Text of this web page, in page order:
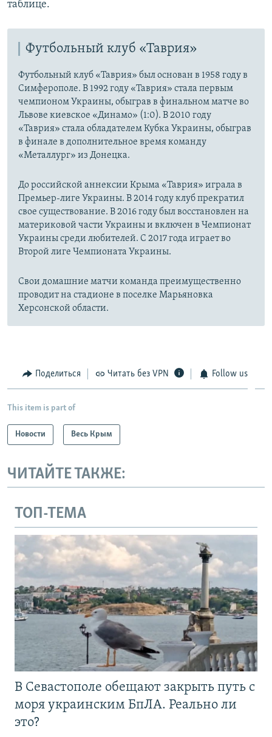
таблице.
Футбольный клуб «Таврия»
Футбольный клуб «Таврия» был основан в 1958 году в
Симферополе. В 1992 году «Таврия» стала первым
чемпионом Украины, обыграв в финальном матче во
Львове киевское «Динамо» (1:0). В 2010 году
«Таврия» стала обладателем Кубка Украины, обыграв
в финале в дополнительное время команду
«Металлург» из Донецка.
До российской аннексии Крыма «Таврия» играла в
Премьер-лиге Украины. В 2014 году клуб прекратил
свое существование. В 2016 году был восстановлен на
материковой части Украины и включен в Чемпионат
Украины среди любителей. С 2017 года играет во
Второй лиге Чемпионата Украины.
Свои домашние матчи команда преимущественно
проводит на стадионе в поселке Марьяновка
Херсонской области.
Поделиться Читать без VPN Follow us
This item is part of
Новости Весь Крым
ЧИТАЙТЕ ТАКЖЕ:
ТОП-ТЕМА
В Севастополе обещают закрыть путь с
моря украинским БпЛА. Реально ли
это?